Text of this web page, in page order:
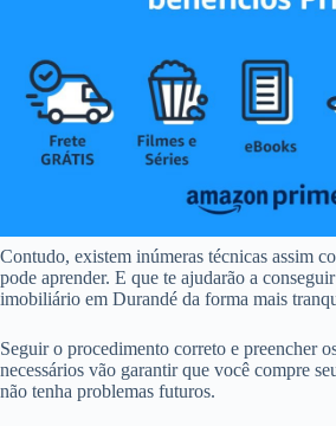
Contudo, existem inúmeras técnicas assim
pode aprender. E que te ajudarão a
imobiliário em Durandé da forma mais
Seguir o procedimento correto e preencher
necessários vão garantir que você compre
não tenha problemas futuros.